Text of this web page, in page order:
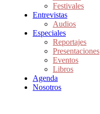
Festivales
Entrevistas
Audios
Especiales
Reportajes
Presentaciones
Eventos
Libros
Agenda
Nosotros